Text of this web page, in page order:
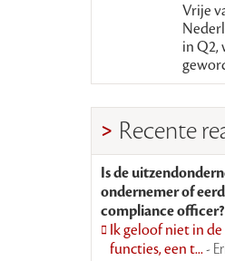
Vrije
in Q2,
Recente
Is de
ondernemer of
compliance officer?
Ik geloof niet in
functies, een t...-